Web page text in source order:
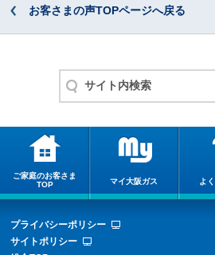
お客さまの声TOPページへ戻る
ご家庭のお客さま
TOP
マイ大阪ガス よ
プライバシーポリシー
サイトポリシー